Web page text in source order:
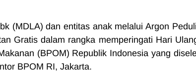
(MDLA) dan entitas anak melalui Argon
Gratis dalam rangka memperingati Hari
(BPOM) Republik Indonesia yang
BPOM RI, Jakarta.